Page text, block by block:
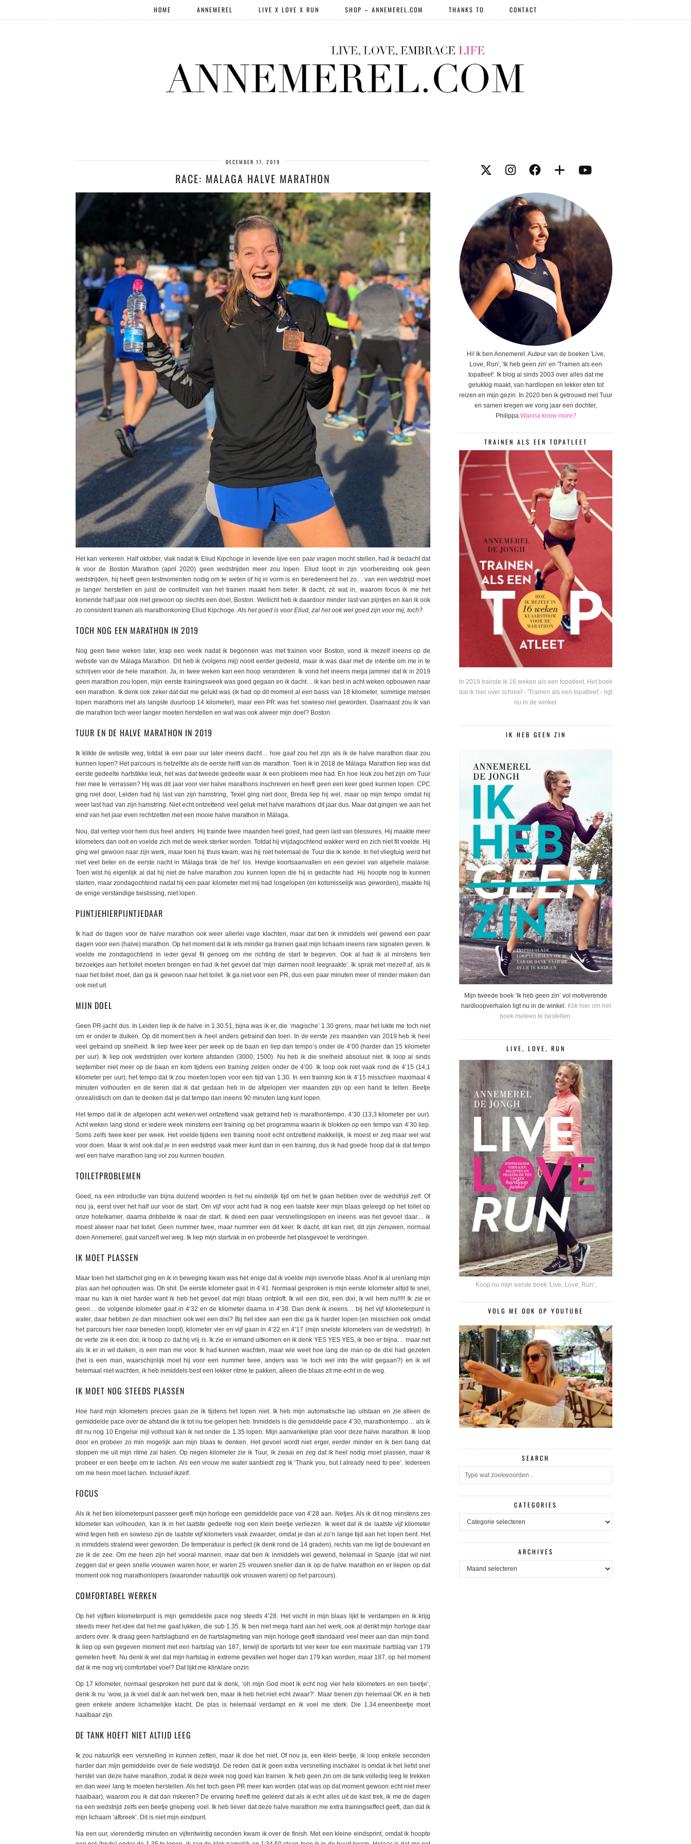
HOME ANNEMEREL LIVE X LOVE X RUN SHOP – ANNEMEREL.COM THANKS TO CONTACT
DECEMBER 17, 2019
RACE: MALAGA HALVE MARATHON
Het kan verkeren. Half oktober, vlak nadat ik Eliud Kipchoge in levende lijve een paar vragen mocht stellen, had ik bedacht dat
ik voor de Boston Marathon (april 2020) geen wedstrijden meer zou lopen. Eliud loopt in zijn voorbereiding ook geen
wedstrijden, hij heeft geen testmomenten nodig om te weten of hij in vorm is en beredeneerd het zo… van een wedstrijd moet
je langer herstellen en juist de continuïteit van het trainen maakt hem beter. Ik dacht, zit wat in, waarom focus ik me het
komende half jaar ook niet gewoon op slechts een doel, Boston. Wellicht heb ik daardoor minder last van pijntjes en kan ik ook
zo consistent trainen als marathonkoning Eliud Kipchoge.Als het goed is voor Eliud, zal het ook wel goed zijn voor mij, toch?
TOCH NOG EEN MARATHON IN 2019
Nog geen twee weken later, krap een week nadat ik begonnen was met trainen voor Boston, vond ik mezelf ineens op de
website van de Málaga Marathon. Dit heb ik (volgens mij) nooit eerder gedeeld, maar ik was daar met de intentie om me in te
schrijven voor de hele marathon. Ja, in twee weken kan een hoop veranderen. Ik vond het ineens mega jammer dat ik in 2019
geen marathon zou lopen, mijn eerste trainingsweek was goed gegaan en ik dacht… ik kan best in acht weken opbouwen naar
een marathon. Ik denk ook zeker dat dat me gelukt was (ik had op dit moment al een basis van 18 kilometer, sommige mensen
lopen marathons met als langste duurloop 14 kilometer), maar een PR was het sowieso niet geworden. Daarnaast zou ik van
die marathon toch weer langer moeten herstellen en wat was ook alweer mijn doel? Boston.
TUUR EN DE HALVE MARATHON IN 2019
Ik klikte de website weg, totdat ik een paar uur later ineens dacht… hoe gaaf zou het zijn als ik de halve marathon daar zou
kunnen lopen? Het parcours is hetzelfde als de eerste helft van de marathon. Toen ik in 2018 de Málaga Marathon liep was dat
eerste gedeelte hartstikke leuk, het was dat tweede gedeelte waar ik een probleem mee had. En hoe leuk zou het zijn om Tuur
hier mee te verrassen? Hij was dit jaar voor vier halve marathons inschreven en heeft geen een keer goed kunnen lopen. CPC
ging niet door, Leiden had hij last van zijn hamstring, Texel ging niet door, Breda liep hij wel, maar op mijn tempo omdat hij
weer last had van zijn hamstring. Niet echt ontzettend veel geluk met halve marathons dit jaar dus. Maar dat gingen we aan het
eind van het jaar even rechtzetten met een mooie halve marathon in Málaga.
Nou, dat verliep voor hem dus heel anders. Hij trainde twee maanden heel goed, had geen last van blessures. Hij maakte meer
kilometers dan ooit en voelde zich met de week sterker worden. Totdat hij vrijdagochtend wakker werd en zich niet fit voelde. Hij
ging wel gewoon naar zijn werk, maar toen hij thuis kwam, was hij niet helemaal de Tuur die ik kende. In het vliegtuig werd het
niet veel beter en de eerste nacht in Málaga brak ‘de hel’ los. Hevige koortsaanvallen en een gevoel van algehele malaise.
Toen wist hij eigenlijk al dat hij niet de halve marathon zou kunnen lopen die hij in gedachte had. Hij hoopte nog te kunnen
starten, maar zondagochtend nadat hij een paar kilometer met mij had losgelopen (en kotsmisselijk was geworden), maakte hij
de enige verstandige beslissing, niet lopen.
PIJNTJEHIERPIJNTJEDAAR
Ik had de dagen voor de halve marathon ook weer allerlei vage klachten, maar dat ben ik inmiddels wel gewend een paar
dagen voor een (halve) marathon. Op het moment dat ik iets minder ga trainen gaat mijn lichaam ineens rare signalen geven. Ik
voelde me zondagochtend in ieder geval fit genoeg om me richting de start te begeven. Ook al had ik al minstens tien
bezoekjes aan het toilet moeten brengen en had ik het gevoel dat ‘mijn darmen nooit leegraakte’. Ik sprak met mezelf af, als ik
naar het toilet moet, dan ga ik gewoon naar het toilet. Ik ga niet voor een PR, dus een paar minuten meer of minder maken dan
ook niet uit.
MIJN DOEL
Geen PR-jacht dus. In Leiden liep ik de halve in 1.30.51, bijna was ik er, die ‘magische’ 1.30 grens, maar het lukte me toch niet
om er onder te duiken. Op dit moment ben ik heel anders getraind dan toen. In de eerste zes maanden van 2019 heb ik heel
veel getraind op snelheid. Ik liep twee keer per week op de baan en liep dan tempo’s onder de 4’00 (harder dan 15 kilometer
per uur). Ik liep ook wedstrijden over kortere afstanden (3000, 1500). Nu heb ik die snelheid absoluut niet. Ik loop al sinds
september niet meer op de baan en kom tijdens een training zelden onder de 4’00. Ik loop ook niet vaak rond de 4’15 (14,1
kilometer per uur), het tempo dat ik zou moeten lopen voor een tijd van 1.30. In een training kon ik 4’15 misschien maximaal 4
minuten volhouden en de keren dat ik dat gedaan heb in de afgelopen vier maanden zijn op een hand te tellen. Beetje
onrealistisch om dan te denken dat je dat tempo dan ineens 90 minuten lang kunt lopen.
Het tempo dat ik de afgelopen acht weken wel ontzettend vaak getraind heb is marathontempo, 4’30 (13,3 kilometer per uur).
Acht weken lang stond er iedere week minstens een training op het programma waarin ik blokken op een tempo van 4’30 liep.
Soms zelfs twee keer per week. Het voelde tijdens een training nooit echt ontzettend makkelijk, ik moest er zeg maar wel wat
voor doen. Maar ik wist ook dat je in een wedstrijd vaak meer kunt dan in een training, dus ik had goede hoop dat ik dat tempo
wel een halve marathon lang vol zou kunnen houden.
TOILETPROBLEMEN
Goed, na een introductie van bijna duizend woorden is het nu eindelijk tijd om het te gaan hebben over de wedstrijd zelf. Of
nou ja, eerst over het half uur voor de start. Om vijf voor acht had ik nog een laatste keer mijn blaas geleegd op het toilet op
onze hotelkamer, daarna dribbelde ik naar de start. Ik deed een paar versnellingslopen en ineens was het gevoel daar… ik
moest alweer naar het toilet. Geen nummer twee, maar nummer een dit keer. Ik dacht, dit kan niet, dit zijn zenuwen, normaal
doen Annemerel, gaat vanzelf wel weg. Ik liep mijn startvak in en probeerde het plasgevoel te verdringen.
IK MOET PLASSEN
Maar toen het startschot ging en ik in beweging kwam was het enige dat ik voelde mijn overvolle blaas. Alsof ik al urenlang mijn
plas aan het ophouden was. Oh shit. De eerste kilometer gaat in 4’41. Normaal gesproken is mijn eerste kilometer altijd te snel,
maar nu kan ik niet harder want ik heb het gevoel dat mijn blaas ontploft. Ik wil een dixi, een dixi, ik wil hem nu!!!!! Ik zie er
geen… de volgende kilometer gaat in 4’32 en de kilometer daarna in 4’38. Dan denk ik ineens… bij het vijf kilometerpunt is
water, daar hebben ze dan misschien ook wel een dixi? Bij het idee aan een dixi ga ik harder lopen (en misschien ook omdat
het parcours hier naar beneden loopt), kilometer vier en vijf gaan in 4’22 en 4’17 (mijn snelste kilometers van de wedstrijd). In
de verte zie ik een dixi, ik hoop zo dat hij vrij is. Ik zie er iemand uitkomen en ik denk YES YES YES, ik ben er bijna… maar net
als ik er in wil duiken, is een man me voor. Ik had kunnen wachten, maar wie weet hoe lang die man op de dixi had gezeten
(het is een man, waarschijnlijk moet hij voor een nummer twee, anders was ‘ie toch wel into the wild gegaan?) en ik wil
helemaal niet wachten, ik heb inmiddels best een lekker ritme te pakken, alleen die blaas zit me echt in de weg.
IK MOET NOG STEEDS PLASSEN
Hoe hard mijn kilometers precies gaan zie ik tijdens het lopen niet. Ik heb mijn automatische lap uitstaan en zie alleen de
gemiddelde pace over de afstand die ik tot nu toe gelopen heb. Inmiddels is die gemiddelde pace 4’30, marathontempo… als ik
dit nu nog 10 Engelse mijl volhoud kan ik net onder de 1.35 lopen. Mijn aanvankelijke plan voor deze halve marathon. Ik loop
door en probeer zo min mogelijk aan mijn blaas te denken. Het gevoel wordt niet erger, eerder minder en ik ben bang dat
stoppen me uit mijn ritme zal halen. Op negen kilometer zie ik Tuur, ik zwaai en zeg dat ik heel nodig moet plassen, maar ik
probeer er een beetje om te lachen. Als een vrouw me water aanbiedt zeg ik ‘Thank you, but I already need to pee’. Iedereen
om me heen moet lachen. Inclusief ikzelf.
FOCUS
Als ik het tien kilometerpunt passeer geeft mijn horloge een gemiddelde pace van 4’28 aan. Netjes. Als ik dit nog minstens zes
kilometer kan volhouden, kan ik in het laatste gedeelte nog een klein beetje verliezen. Ik weet dat ik de laatste vijf kilometer
wind tegen heb en sowieso zijn de laatste vijf kilometers vaak zwaarder, omdat je dan al zo’n lange tijd aan het lopen bent. Het
is inmiddels stralend weer geworden. De temperatuur is perfect (ik denk rond de 14 graden), rechts van me ligt de boulevard en
zie ik de zee. Om me heen zijn het vooral mannen, maar dat ben ik inmiddels wel gewend, helemaal in Spanje (dat wil niet
zeggen dat er geen snelle vrouwen waren hoor, er waren 25 vrouwen sneller dan ik op de halve marathon en er liepen op dat
moment ook nog marathonlopers (waaronder natuurlijk ook vrouwen waren) op het parcours).
COMFORTABEL WERKEN
Op het vijftien kilometerpunt is mijn gemiddelde pace nog steeds 4’28. Het vocht in mijn blaas lijkt te verdampen en ik krijg
steeds meer het idee dat het me gaat lukken, die sub 1.35. Ik ben niet mega hard aan het werk, ook al denkt mijn horloge daar
anders over. Ik draag geen hartslagband en de hartslagmeting van mijn horloge geeft standaard veel meer aan dan mijn band.
Ik liep op een gegeven moment met een hartslag van 187, terwijl de sportarts tot vier keer toe een maximale hartslag van 179
gemeten heeft. Nu denk ik wel dat mijn hartslag in extreme gevallen wel hoger dan 179 kan worden, maar 187, op het moment
dat ik me nog vrij comfortabel voel? Dat lijkt me klinklare onzin.
Op 17 kilometer, normaal gesproken het punt dat ik denk, ‘oh mijn God moet ik echt nog vier hele kilometers en een beetje’,
denk ik nu ‘wow, ja ik voel dat ik aan het werk ben, maar ik heb het niet echt zwaar?’. Maar benen zijn helemaal OK en ik heb
geen enkele andere lichamelijke klacht. De plas is helemaal verdampt en ik voel me sterk. Die 1.34.eneenbeetje moet
haalbaar zijn.
DE TANK HOEFT NIET ALTIJD LEEG
Ik zou natuurlijk een versnelling in kunnen zetten, maar ik doe het niet. Of nou ja, een klein beetje, ik loop enkele seconden
harder dan mijn gemiddelde over de hele wedstrijd. De reden dat ik geen extra versnelling inschakel is omdat ik het liefst snel
herstel van deze halve marathon, zodat ik deze week nog goed kan trainen. Ik heb geen zin om de tank volledig leeg te trekken
en dan weer lang te moeten herstellen. Als het toch geen PR meer kan worden (dat was op dat moment gewoon echt niet meer
haalbaar), waarom zou ik dat dan riskeren? De ervaring heeft me geleerd dat als ik echt alles uit de kast trek, ik me de dagen
na een wedstrijd zelfs een beetje grieperig voel. Ik heb liever dat deze halve marathon me extra trainingseffect geeft, dan dat ik
mijn lichaam ‘afbreek’. Dit is niet mijn eindpunt.
Na een uur, vierendertig minuten en vijfentwintig seconden kwam ik over de finish. Met een kleine eindsprint, omdat ik hoopte
Hi! Ik ben Annemerel. Auteur van de boeken 'Live,
Love, Run', 'Ik heb geen zin' en 'Trainen als een
topatleet'. Ik blog al sinds 2003 over alles dat me
gelukkig maakt, van hardlopen en lekker eten tot
reizen en mijn gezin. In 2020 ben ik getrouwd met Tuur
en samen kregen we vorig jaar een dochter,
Philippa.Wanna know more?
TRAINEN ALS EEN TOPATLEET
In 2018 trainde ik 16 weken als een topatleet. Het boek
dat ik hier over schreef - 'Trainen als een topatleet' - ligt
nu in de winkel.
IK HEB GEEN ZIN
Mijn tweede boek ‘Ik heb geen zin’ vol motiverende
hardloopverhalen ligt nu in de winkel. Klik hier om het
boek meteen te bestellen.
LIVE, LOVE, RUN
Koop nu mijn eerste boek 'Live, Love, Run'.
VOLG ME OOK OP YOUTUBE
SEARCH
CATEGORIES
CATEGORIES
ARCHIVES
ARCHIVES